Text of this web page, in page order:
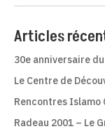
Articles
30e anniversaire
Le Centre de
Rencontres Islamo
Radeau 2001 – Le